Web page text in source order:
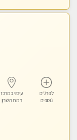
לפרטים
נוספים
עיסוי במרכז
רמת השרון